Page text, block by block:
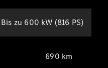
Bis zu 600 kW (816 PS)
690 km